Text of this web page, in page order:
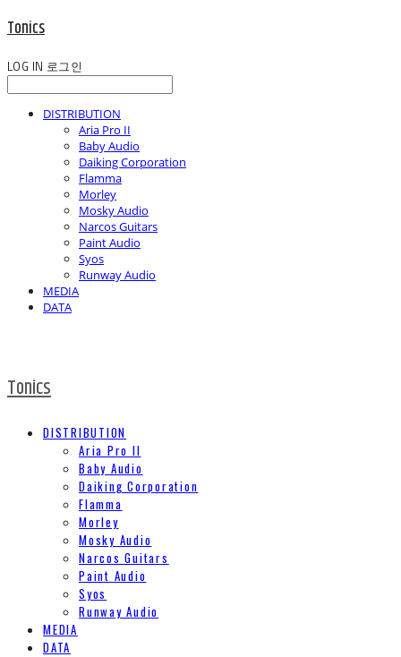
Tonics
LOG IN 로그인
DISTRIBUTION
Aria Pro II
Baby Audio
Daiking Corporation
Flamma
Morley
Mosky Audio
Narcos Guitars
Paint Audio
Syos
Runway Audio
MEDIA
DATA
Tonics
DISTRIBUTION
Aria Pro II
Baby Audio
Daiking Corporation
Flamma
Morley
Mosky Audio
Narcos Guitars
Paint Audio
Syos
Runway Audio
MEDIA
DATA